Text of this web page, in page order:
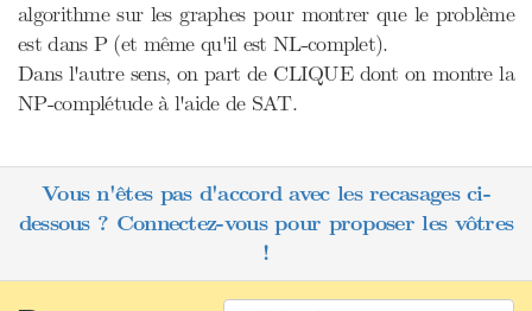
algorithme sur les graphes pour montrer que le problème
est dans P (et même qu'il est NL-complet).
Dans l'autre sens, on part de CLIQUE dont on montre la
NP-complétude à l'aide de SAT.
Vous n'êtes pas d'accord avec les recasages ci-
dessous ? Connectez-vous pour proposer les vôtres
!